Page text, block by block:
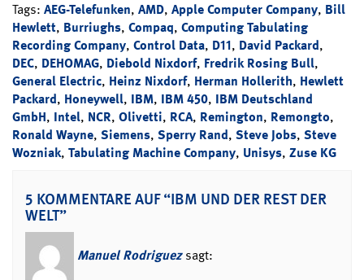
Tags: AEG-Telefunken, AMD, Apple Computer Company, Bill
Hewlett, Burriughs, Compaq, Computing Tabulating
Recording Company, Control Data, D11, David Packard,
DEC, DEHOMAG, Diebold Nixdorf, Fredrik Rosing Bull,
General Electric, Heinz Nixdorf, Herman Hollerith, Hewlett
Packard, Honeywell, IBM, IBM 450, IBM Deutschland
GmbH, Intel, NCR, Olivetti, RCA, Remington, Remongto,
Ronald Wayne, Siemens, Sperry Rand, Steve Jobs, Steve
Wozniak, Tabulating Machine Company, Unisys, Zuse KG
5 KOMMENTARE AUF “IBM UND DER REST DER
WELT”
Manuel Rodriguez sagt: